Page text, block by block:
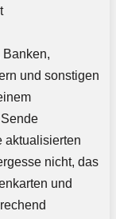
und sonstigen
aktualisierten
nicht, das
und